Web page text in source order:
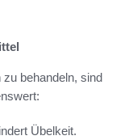
behandeln, sind
Übelkeit.